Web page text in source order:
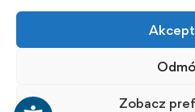
Zobacz